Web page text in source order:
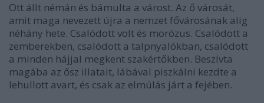
Ott állt némán és bámulta a várost. Az ő városát,
amit maga nevezett újra a nemzet fővárosának alig
néhány hete. Csalódott volt és morózus. Csalódott a
zemberekben, csalódott a talpnyalókban, csalódott
a minden hájjal megkent szakértőkben. Beszívta
magába az ősz illatait, lábával piszkálni kezdte a
lehullott avart, és csak az elmúlás járt a fejében.